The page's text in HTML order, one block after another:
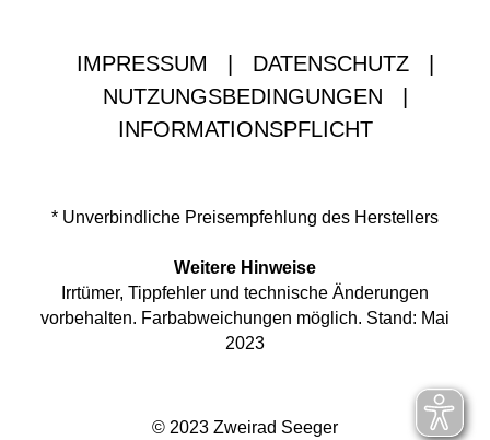
IMPRESSUM DATENSCHUTZ
NUTZUNGSBEDINGUNGEN
INFORMATIONSPFLICHT
* Unverbindliche Preisempfehlung des Herstellers
Weitere Hinweise
Irrtümer, Tippfehler und technische Änderungen
vorbehalten. Farbabweichungen möglich. Stand: Mai
2023
© 2023 Zweirad Seeger